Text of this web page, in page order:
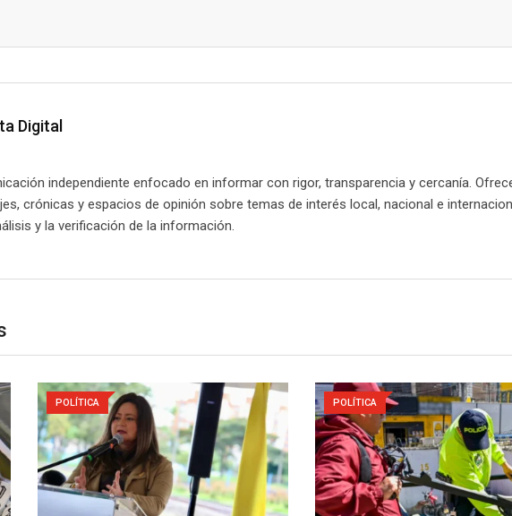
Digital
independiente enfocado en informar con rigor, transparencia y cercanía.
crónicas y espacios de opinión sobre temas de interés local, nacional e
y la verificación de la información.
POLÍTICA POLÍTICA